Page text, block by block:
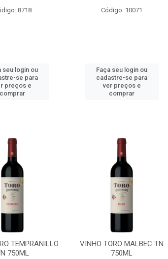
8718
seu login ou
se para
preços e
comprar
Código: 10071
Faça seu login ou
cadastre-se para
ver preços e
comprar
TEMPRANILLO
750ML
VINHO TORO MALBEC TN
750ML